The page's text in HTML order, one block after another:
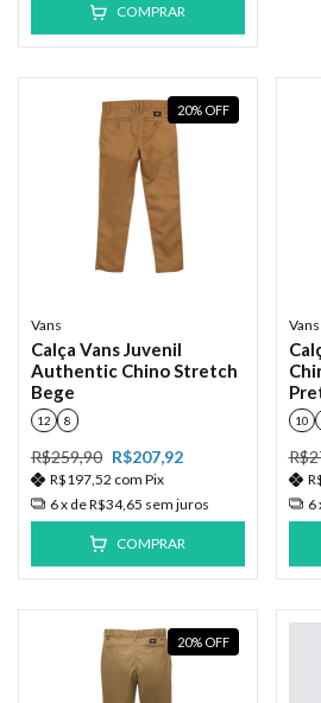
COMPRAR
20% OFF
Vans
Calça Vans Juvenil
Authentic Chino Stretch
Bege
12 8
R$259,90 R$207,92
R$197,52 com Pix
6x deR$34,65 sem juros
COMPRAR
Vans
10
6
20% OFF